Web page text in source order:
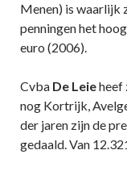
Menen) is waarlijk
penningen het
euro (2006).
Cvba De Leieheef
nog Kortrijk,
der jaren zijn de
gedaald. Van